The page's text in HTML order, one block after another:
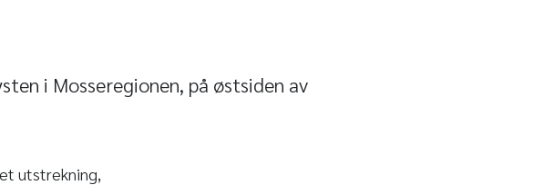
i Mosseregionen, på østsiden av
utstrekning,